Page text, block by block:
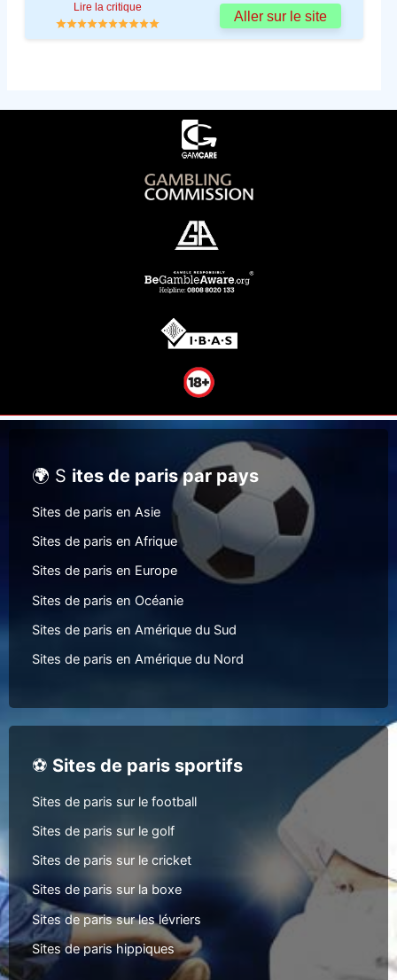
Lire la critique
Aller sur le site
🌍 S ites de paris par pays
Sites de paris en Asie
Sites de paris en Afrique
Sites de paris en Europe
Sites de paris en Océanie
Sites de paris en Amérique du Sud
Sites de paris en Amérique du Nord
⚽ Sites de paris sportifs
Sites de paris sur le football
Sites de paris sur le golf
Sites de paris sur le cricket
Sites de paris sur la boxe
Sites de paris sur les lévriers
Sites de paris hippiques